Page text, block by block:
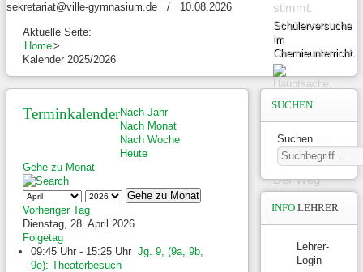
stimmt.
Schülerversuche
im
Chemieunterricht.
Der Weg
...
... ist das
Ziel.
sekretariat@ville-gymnasium.de / 10.08.2026
Aktuelle Seite:
Home>
Kalender 2025/2026
TerminkalenderNach Jahr
Nach Monat
Nach Woche
Heute
Gehe zu Monat
Gehe zu Monat
Vorheriger Tag
Dienstag, 28. April 2026
Folgetag
09:45 Uhr - 15:25 Uhr Jg. 9, (9a, 9b,
9e): Theaterbesuch
SUCHEN
Suchen ...
INFO LEHRER
Lehrer-
Login